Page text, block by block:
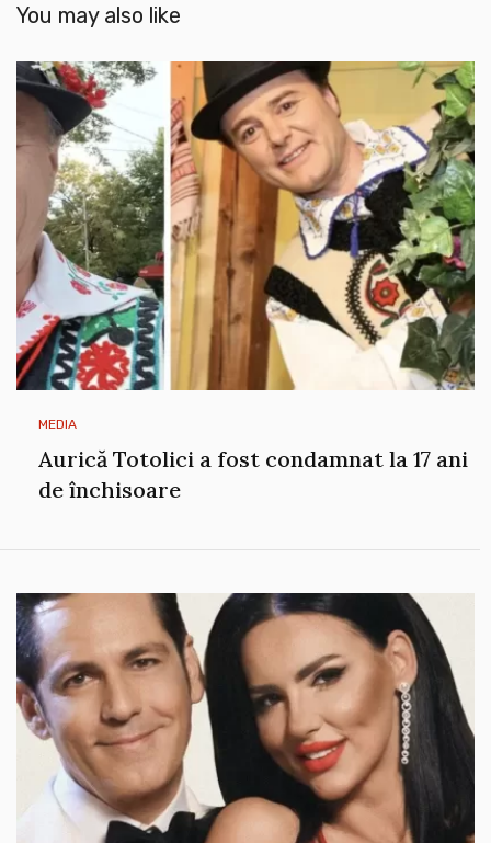
You may also like
MEDIA
Aurică Totolici a fost condamnat la 17 ani
de închisoare